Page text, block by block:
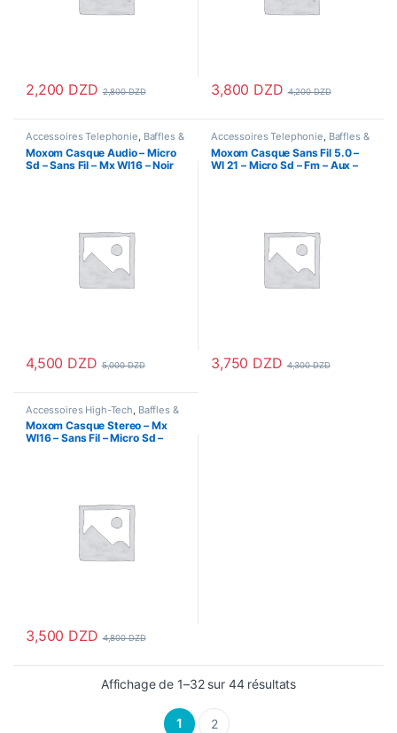
2,200 DZD 2,800DZD 3,800 DZD 4,200DZD
Accessoires Telephonie, Baffles &
Haut parleurs Casque Bluetooth
Ecouteur & Kitmains,Ecouteur
Bluetooth, Ecouteur Filaire
Moxom Casque Audio – Micro
Sd – Sans Fil – Mx Wl16 – Noir
4,500 DZD 5,000DZD
Accessoires Telephonie, Baffles &
Haut parleurs casque Casque
Bluetooth,Ecouteur & Kitmains,
Ecouteur Bluetooth,Oreillettes
Moxom Casque Sans Fil 5.0 –
Wl 21 – Micro Sd – Fm – Aux –
3,750 DZD 4,300DZD
Accessoires High-Tech Baffles &
Haut parleurs casque Casque
Bluetooth,Ecouteur & Kitmains
Ecouteur Bluetooth,Oreillettes
Moxom Casque Stereo – Mx
Wl16 – Sans Fil – Micro Sd –
3,500 DZD 4,800DZD
Affichage de 1–32 sur 44 résultats
1 2